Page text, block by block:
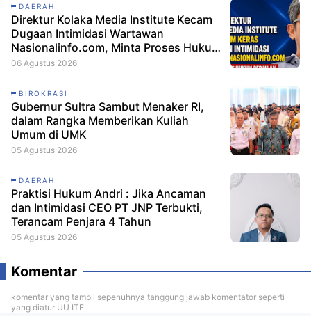
DAERAH
Direktur Kolaka Media Institute Kecam
Dugaan Intimidasi Wartawan
Nasionalinfo.com, Minta Proses Hukum
Berjalan
06 Agustus 2026
BIROKRASI
Gubernur Sultra Sambut Menaker RI,
dalam Rangka Memberikan Kuliah
Umum di UMK
05 Agustus 2026
DAERAH
Praktisi Hukum Andri : Jika Ancaman
dan Intimidasi CEO PT JNP Terbukti,
Terancam Penjara 4 Tahun
05 Agustus 2026
Komentar
komentar yang tampil sepenuhnya tanggung jawab komentator seperti
yang diatur UU ITE